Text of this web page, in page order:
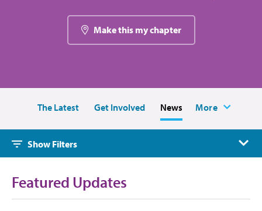
Make this my chapter
The Latest Get Involved News More
Show Filters
Featured Updates